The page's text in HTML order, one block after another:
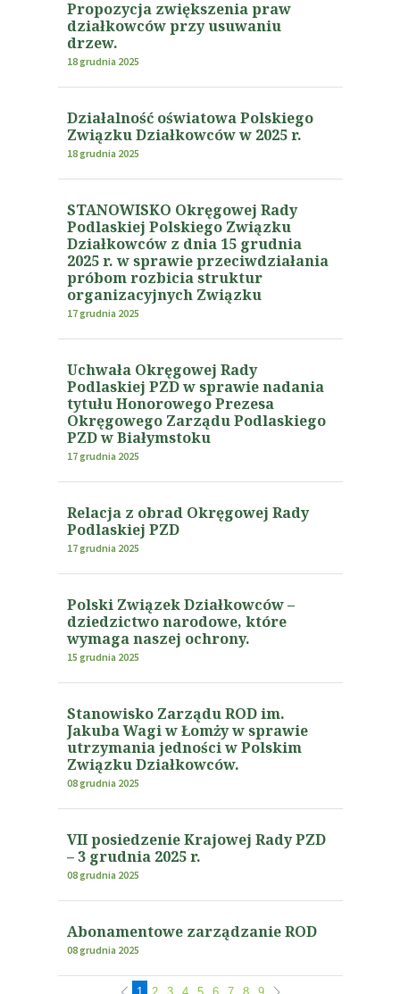
Propozycja zwiększenia praw
działkowców przy usuwaniu
drzew.
18 grudnia 2025
Działalność oświatowa Polskiego
Związku Działkowców w 2025 r.
18 grudnia 2025
STANOWISKO Okręgowej Rady
Podlaskiej Polskiego Związku
Działkowców z dnia 15 grudnia
2025 r. w sprawie przeciwdziałania
próbom rozbicia struktur
organizacyjnych Związku
17 grudnia 2025
Uchwała Okręgowej Rady
Podlaskiej PZD w sprawie nadania
tytułu Honorowego Prezesa
Okręgowego Zarządu Podlaskiego
PZD w Białymstoku
17 grudnia 2025
Relacja z obrad Okręgowej Rady
Podlaskiej PZD
17 grudnia 2025
Polski Związek Działkowców –
dziedzictwo narodowe, które
wymaga naszej ochrony.
15 grudnia 2025
Stanowisko Zarządu ROD im.
Jakuba Wagi w Łomży w sprawie
utrzymania jedności w Polskim
Związku Działkowców.
08 grudnia 2025
VII posiedzenie Krajowej Rady PZD
– 3 grudnia 2025 r.
08 grudnia 2025
Abonamentowe zarządzanie ROD
08 grudnia 2025